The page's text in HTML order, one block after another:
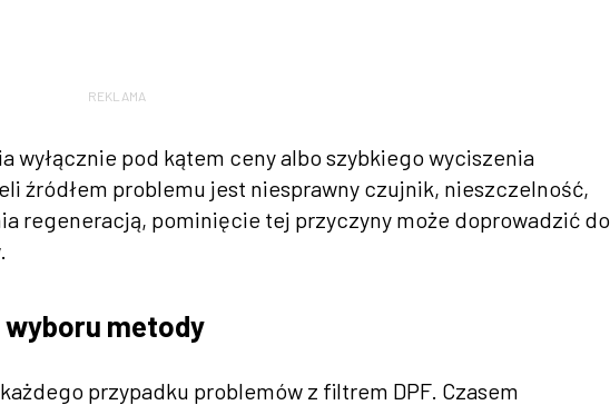
REKLAMA
wyłącznie pod kątem ceny albo szybkiego wyciszenia
źródłem problemu jest niesprawny czujnik, nieszczelność,
regeneracją, pominięcie tej przyczyny może doprowadzić do
metody
przypadku problemów z filtrem DPF. Czasem